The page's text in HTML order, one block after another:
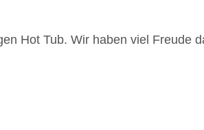
Hot Tub. Wir haben viel Freude